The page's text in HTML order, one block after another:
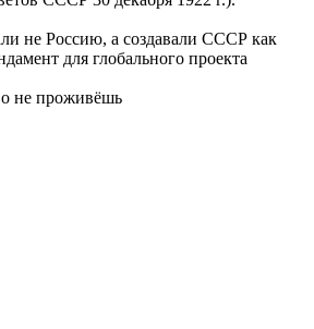
не Россию, а создавали СССР как
для глобального проекта
не проживёшь